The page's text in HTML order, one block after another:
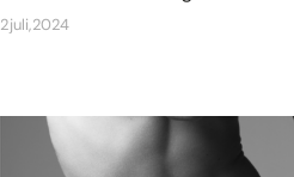
2 juli, 2024